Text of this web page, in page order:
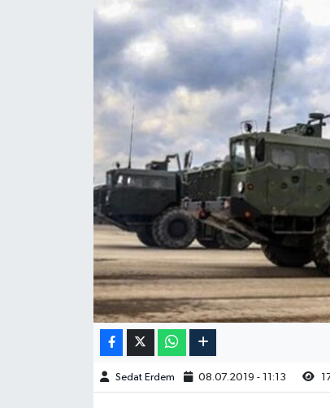
Sedat Erdem 08.07.2019 - 11:13
Son Dakika Haberleri
Haber Arşivi